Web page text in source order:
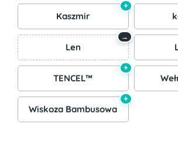
Kaszmir
+
Len
→
TENCEL™
+
Wiskoza Bambusowa
+